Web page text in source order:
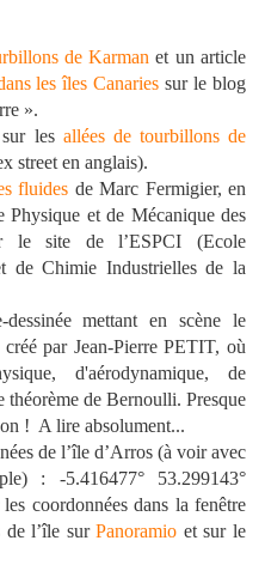
de Karman et un article
les îles Canaries sur le blog
».
les allées de tourbillons de
street en anglais).
fluides de Marc Fermigier, en
Physique et de Mécanique des
le site de l’ESPCI (Ecole
de Chimie Industrielles de la
mettant en scène le
par Jean-Pierre PETIT, où
d'aérodynamique, de
théorème de Bernoulli. Presque
! A lire absolument...
de l’île d’Arros (à voir avec
: -5.416477° 53.299143°
coordonnées dans la fenêtre
de l’île surPanoramio et sur le